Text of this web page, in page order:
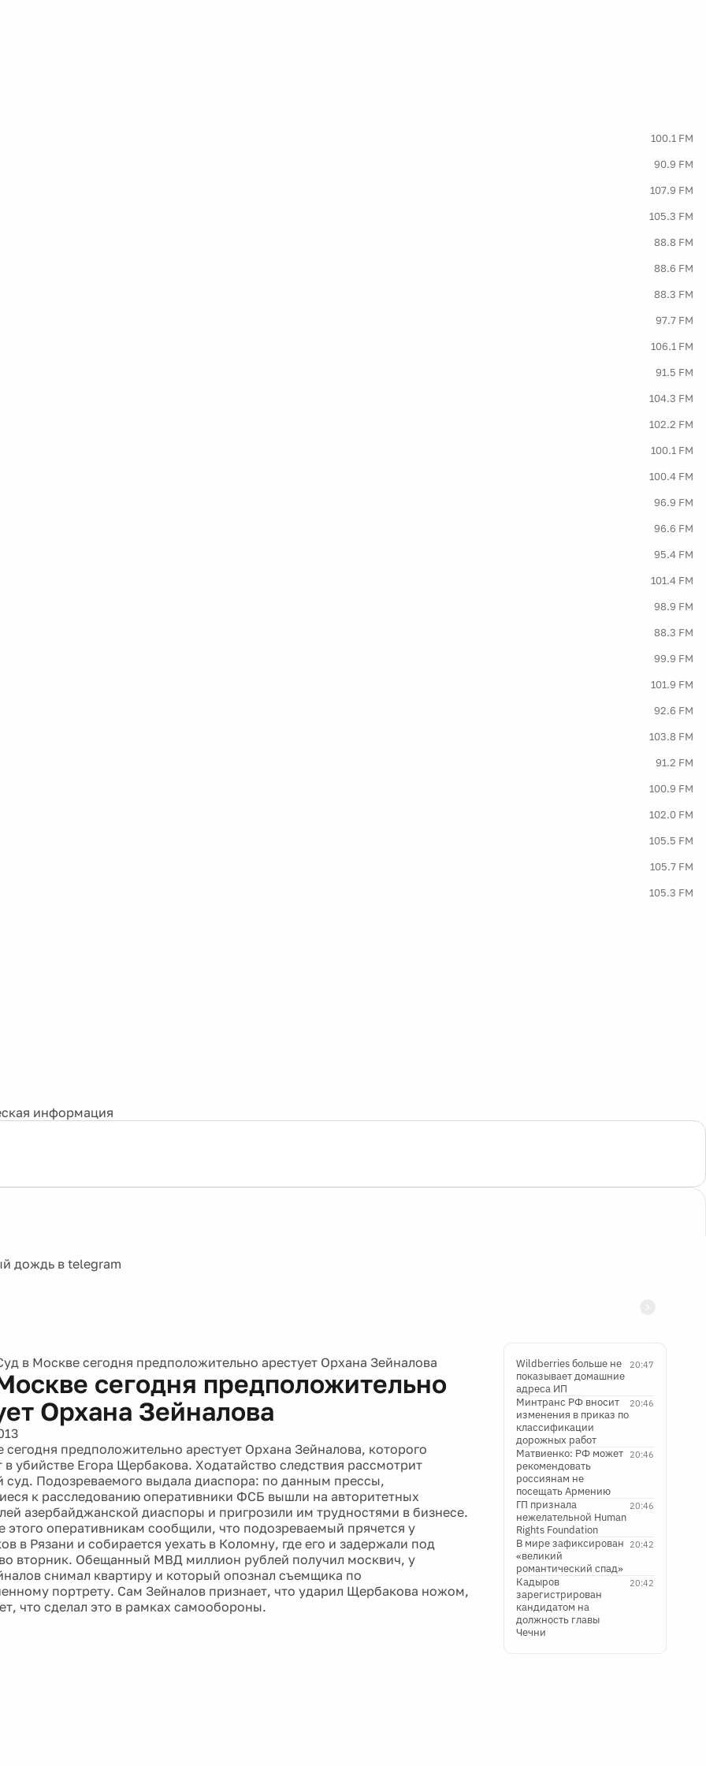
100.1 FM
90.9 FM
107.9 FM
105.3 FM
88.8 FM
88.6 FM
88.3 FM
97.7 FM
106.1 FM
91.5 FM
104.3 FM
102.2 FM
100.1 FM
100.4 FM
96.9 FM
96.6 FM
95.4 FM
101.4 FM
98.9 FM
88.3 FM
99.9 FM
101.9 FM
92.6 FM
103.8 FM
91.2 FM
100.9 FM
102.0 FM
105.5 FM
105.7 FM
105.3 FM
информация
в Москве сегодня предположительно арестует Орхана Зейналова
сегодня предположительно
Орхана Зейналова
сегодня предположительно арестует Орхана Зейналова, которого
в убийстве Егора Щербакова. Ходатайство следствия рассмотрит
суд. Подозреваемого выдала диаспора: по данным прессы,
к расследованию оперативники ФСБ вышли на авторитетных
азербайджанской диаспоры и пригрозили им трудностями в бизнесе.
этого оперативникам сообщили, что подозреваемый прячется у
в Рязани и собирается уехать в Коломну, где его и задержали под
вторник. Обещанный МВД миллион рублей получил москвич, у
снимал квартиру и который опознал съемщика по
портрету. Сам Зейналов признает, что ударил Щербакова ножом,
что сделал это в рамках самообороны.
20:47
Wildberries больше не
показывает домашние
адреса ИП
20:46
Минтранс РФ вносит
изменения в приказ по
классификации
дорожных работ
20:46
Матвиенко: РФ может
рекомендовать
россиянам не
посещать Армению
20:46
ГП признала
нежелательной Human
Rights Foundation
20:42
В мире зафиксирован
«великий
романтический спад»
20:42
Кадыров
зарегистрирован
кандидатом на
должность главы
Чечни